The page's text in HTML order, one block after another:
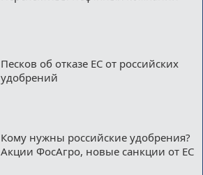
Песков об отказе ЕС от российских
удобрений
Кому нужны российские удобрения?
Акции ФосАгро, новые санкции от ЕС